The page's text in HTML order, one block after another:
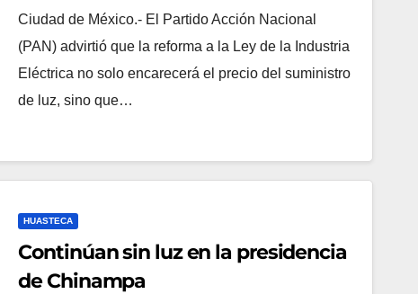
Ciudad de México.- El Partido Acción Nacional
(PAN) advirtió que la reforma a la Ley de la Industria
Eléctrica no solo encarecerá el precio del suministro
de luz, sino que…
HUASTECA
Continúan sin luz en la presidencia
de Chinampa